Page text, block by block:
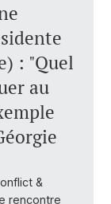
: "Quel
au
&
rencontre